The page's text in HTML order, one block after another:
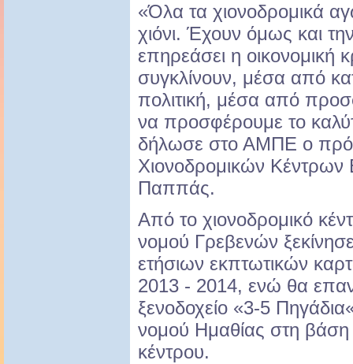
«Όλα τα χιονοδρομικά
χιόνι. Έχουν όμως και
επηρεάσει η οικονομική
συγκλίνουν, μέσα από
πολιτική, μέσα από
να προσφέρουμε το
δήλωσε στο ΑΜΠΕ ο
Χιονοδρομικών
Παππάς.
Από το χιονοδρομικό
νομού Γρεβενών
ετήσιων εκπτωτικών
2013 - 2014, ενώ θα
ξενοδοχείο «3-5
νομού Ημαθίας στη βάση
κέντρου.